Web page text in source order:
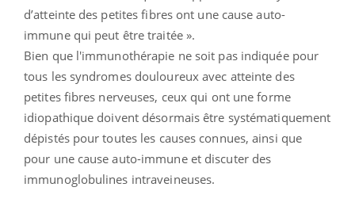
d’atteinte des petites fibres ont une cause auto-
immune qui peut être traitée ».
Bien que l'immunothérapie ne soit pas indiquée pour
tous les syndromes douloureux avec atteinte des
petites fibres nerveuses, ceux qui ont une forme
idiopathique doivent désormais être systématiquement
dépistés pour toutes les causes connues, ainsi que
pour une cause auto-immune et discuter des
immunoglobulines intraveineuses.